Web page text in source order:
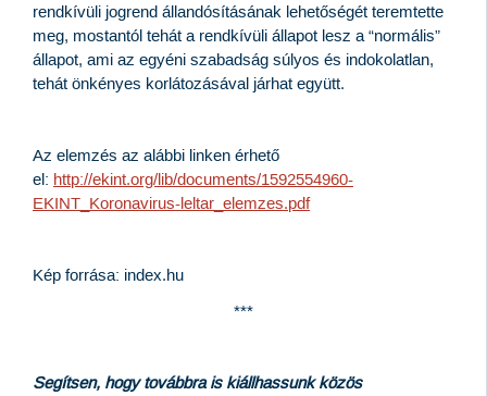
rendkívüli jogrend állandósításának lehetőségét teremtette
meg, mostantól tehát a rendkívüli állapot lesz a “normális”
állapot, ami az egyéni szabadság súlyos és indokolatlan,
tehát önkényes korlátozásával járhat együtt.
Az elemzés az alábbi linken érhető
el: http://ekint.org/lib/documents/1592554960-
EKINT_Koronavirus-leltar_elemzes.pdf
Kép forrása: index.hu
***
Segítsen, hogy továbbra is kiállhassunk közös